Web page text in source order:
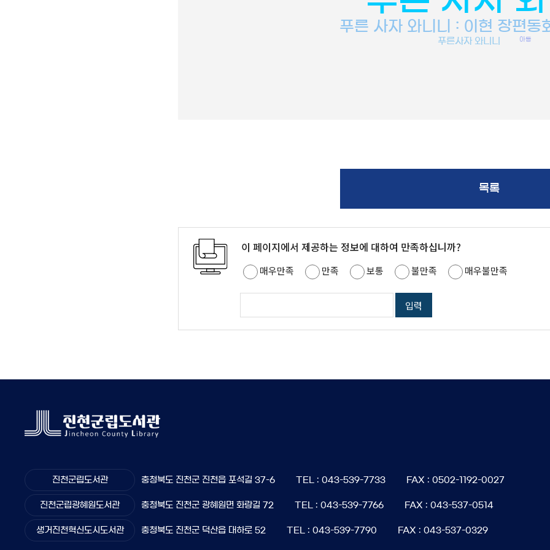
푸른 사자 와니니 : 이현 장편동
푸른사자 와니니 아동
목록
이 페이지에서 제공하는 정보에 대하여 만족하십니까?
매우만족 만족 보통 불만족 매우불만족
진천군립도서관 충청북도 진천군 진천읍 포석길 37-6 TEL : 043-539-7733 FAX : 0502-1192-0027
진천군립광혜원도서관 충청북도 진천군 광혜원면 화랑길 72 TEL : 043-539-7766 FAX : 043-537-0514
생거진천혁신도시도서관 충청북도 진천군 덕산읍 대하로 52 TEL : 043-539-7790 FAX : 043-537-0329